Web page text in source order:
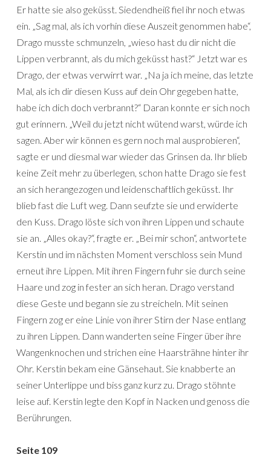
Er hatte sie also geküsst. Siedendheiß fiel ihr noch etwas
ein. „Sag mal, als ich vorhin diese Auszeit genommen habe“,
Drago musste schmunzeln, „wieso hast du dir nicht die
Lippen verbrannt, als du mich geküsst hast?“ Jetzt war es
Drago, der etwas verwirrt war. „Na ja ich meine, das letzte
Mal, als ich dir diesen Kuss auf dein Ohr gegeben hatte,
habe ich dich doch verbrannt?“ Daran konnte er sich noch
gut erinnern. „Weil du jetzt nicht wütend warst, würde ich
sagen. Aber wir können es gern noch mal ausprobieren“,
sagte er und diesmal war wieder das Grinsen da. Ihr blieb
keine Zeit mehr zu überlegen, schon hatte Drago sie fest
an sich herangezogen und leidenschaftlich geküsst. Ihr
blieb fast die Luft weg. Dann seufzte sie und erwiderte
den Kuss. Drago löste sich von ihren Lippen und schaute
sie an. „Alles okay?“, fragte er. „Bei mir schon“, antwortete
Kerstin und im nächsten Moment verschloss sein Mund
erneut ihre Lippen. Mit ihren Fingern fuhr sie durch seine
Haare und zog in fester an sich heran. Drago verstand
diese Geste und begann sie zu streicheln. Mit seinen
Fingern zog er eine Linie von ihrer Stirn der Nase entlang
zu ihren Lippen. Dann wanderten seine Finger über ihre
Wangenknochen und strichen eine Haarsträhne hinter ihr
Ohr. Kerstin bekam eine Gänsehaut. Sie knabberte an
seiner Unterlippe und biss ganz kurz zu. Drago stöhnte
leise auf. Kerstin legte den Kopf in Nacken und genoss die
Berührungen.
Seite 109